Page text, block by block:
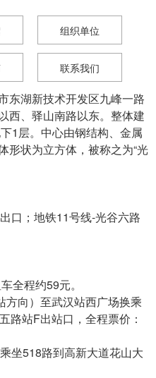
组织单位
联系我们
东湖新技术开发区九峰一路
西、驿山南路以东。整体建
1层。中心由钢结构、金属
形状为立方体，被称之为“光
口；地铁11号线-光谷六路
全程约59元。
方向）至武汉站西广场换乘
路站F出站口，全程票价：
坐518路到高新大道花山大